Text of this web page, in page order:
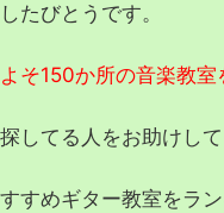
たびとうです。
そ150か所の音楽教室
してる人をお助けし
すめギター教室をラ